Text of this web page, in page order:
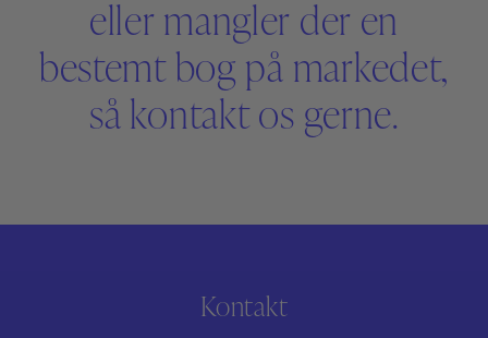
eller mangler der en
bestemt bog på markedet,
så kontakt os gerne.
Kontakt